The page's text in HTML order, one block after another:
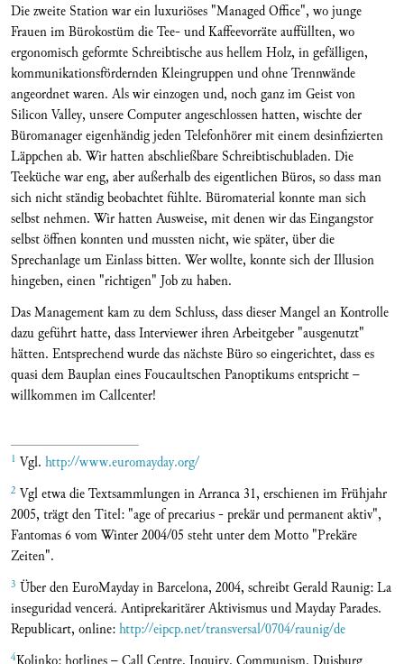
Die zweite Station war ein luxuriöses "Managed Office", wo junge
Frauen im Bürokostüm die Tee- und Kaffeevorräte auffüllten, wo
ergonomisch geformte Schreibtische aus hellem Holz, in gefälligen,
kommunikationsfördernden Kleingruppen und ohne Trennwände
angeordnet waren. Als wir einzogen und, noch ganz im Geist von
Silicon Valley, unsere Computer angeschlossen hatten, wischte der
Büromanager eigenhändig jeden Telefonhörer mit einem desinfizierten
Läppchen ab. Wir hatten abschließbare Schreibtischubladen. Die
Teeküche war eng, aber außerhalb des eigentlichen Büros, so dass man
sich nicht ständig beobachtet fühlte. Büromaterial konnte man sich
selbst nehmen. Wir hatten Ausweise, mit denen wir das Eingangstor
selbst öffnen konnten und mussten nicht, wie später, über die
Sprechanlage um Einlass bitten. Wer wollte, konnte sich der Illusion
hingeben, einen "richtigen" Job zu haben.
Das Management kam zu dem Schluss, dass dieser Mangel an Kontrolle
dazu geführt hatte, dass Interviewer ihren Arbeitgeber "ausgenutzt"
hätten. Entsprechend wurde das nächste Büro so eingerichtet, dass es
quasi dem Bauplan eines Foucaultschen Panoptikums entspricht –
willkommen im Callcenter!
1 Vgl. http://www.euromayday.org/
2 Vgl etwa die Textsammlungen in Arranca 31, erschienen im Frühjahr
2005, trägt den Titel: "age of precarius - prekär und permanent aktiv",
Fantomas 6 vom Winter 2004/05 steht unter dem Motto "Prekäre
Zeiten".
3 Über den EuroMayday in Barcelona, 2004, schreibt Gerald Raunig: La
inseguridad vencerá. Antiprekaritärer Aktivismus und Mayday Parades.
Republicart, online:http://eipcp.net/transversal/0704/raunig/de
4